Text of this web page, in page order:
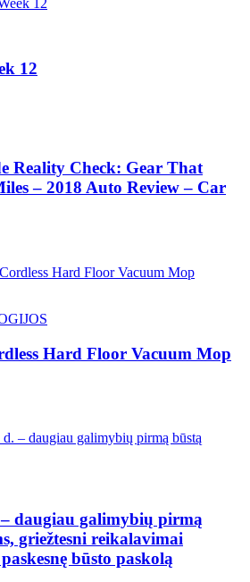
12
Reality Check: Gear That
– 2018 Auto Review – Car
Hard Floor Vacuum Mop
daugiau galimybių pirmą
griežtesni reikalavimai
būsto paskolą